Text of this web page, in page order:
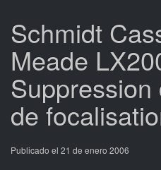
Schmidt
Meade
de
Publicado el 21 de enero 2006